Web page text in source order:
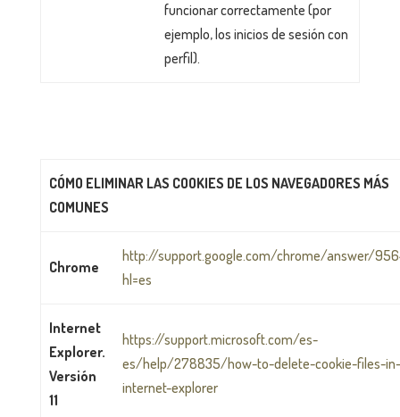
funcionar correctamente (por
ejemplo, los inicios de sesión con
perfil).
CÓMO ELIMINAR LAS COOKIES DE LOS NAVEGADORES MÁS
COMUNES
Chrome
http://support.google.com/chrome/answer/
hl=es
Internet
Explorer.
Versión
11
https://support.microsoft.com/es-
es/help/278835/how-to-delete-cookie-files-
internet-explorer